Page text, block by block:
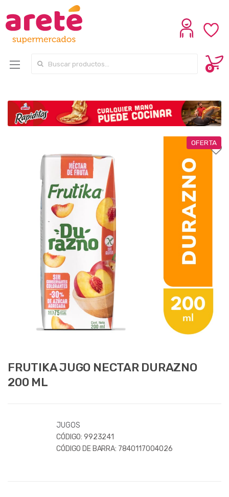
Search for:
0
OFERTA
FRUTIKA JUGO NECTAR DURAZNO
200 ML
JUGOS
CÓDIGO: 9923241
CÓDIGO DE BARRA: 7840117004026